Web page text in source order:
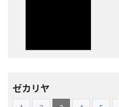
ゼカリヤ